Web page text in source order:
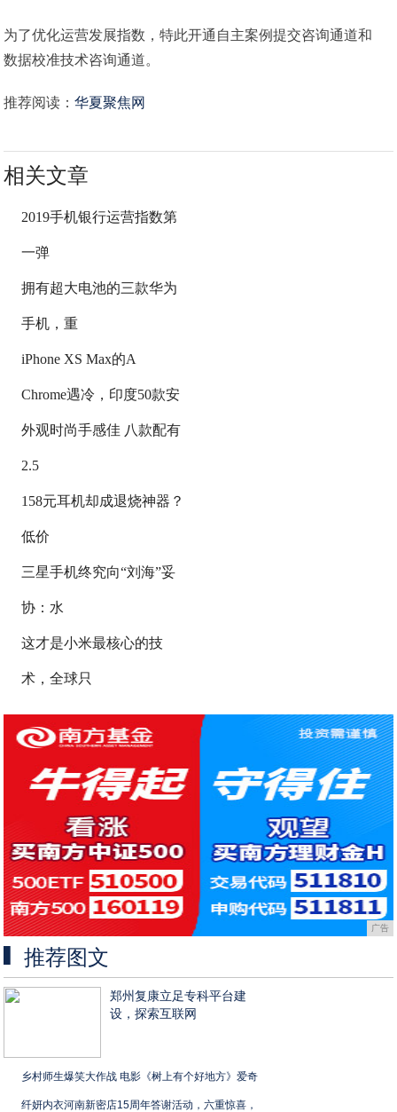
为了优化运营发展指数，特此开通自主案例提交咨询通道和
数据校准技术咨询通道。
推荐阅读：华夏聚焦网
相关文章
2019手机银行运营指数第
一弹
拥有超大电池的三款华为
手机，重
iPhone XS Max的A
Chrome遇冷，印度50款安
外观时尚手感佳 八款配有
2.5
158元耳机却成退烧神器？
低价
三星手机终究向“刘海”妥
协：水
这才是小米最核心的技
术，全球只
广告
推荐图文
郑州复康立足专科平台建
设，探索互联网
乡村师生爆笑大作战 电影《树上有个好地方》爱奇
纤妍内衣河南新密店15周年答谢活动，六重惊喜，